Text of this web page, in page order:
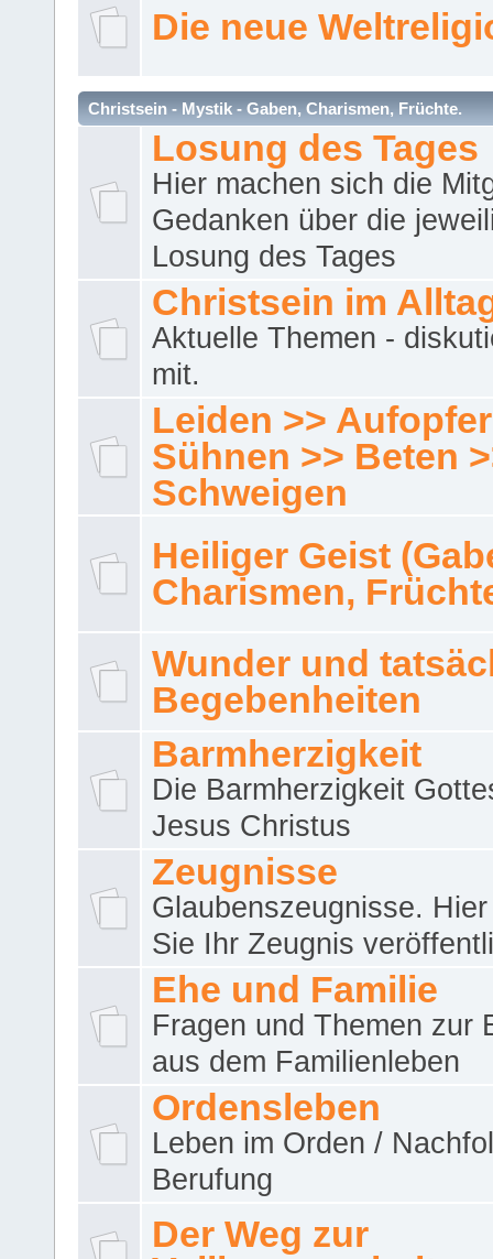
Die neue
Christsein - Mystik - Gaben, Charismen, Früchte.
Losung des Tages
Hier machen sich die
Gedanken über die
Losung des Tages
Christsein im
Aktuelle Themen -
mit.
Leiden >>
Sühnen >> Beten
Schweigen
Heiliger Geist
Charismen,
Wunder und
Begebenheiten
Barmherzigkeit
Die Barmherzigkeit
Jesus Christus
Zeugnisse
Glaubenszeugnisse.
Sie Ihr Zeugnis
Ehe und Familie
Fragen und Themen zur
aus dem Familienleben
Ordensleben
Leben im Orden /
Berufung
Der Weg zur